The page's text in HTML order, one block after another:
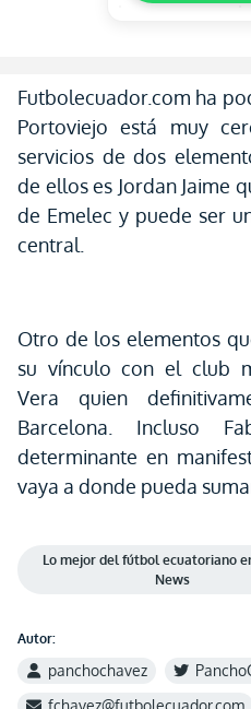
Futbolecuador.com ha
Portoviejo está muy
servicios de dos
de ellos es Jordan Jaime
de Emelec y puede ser
central.
Otro de los elementos
su vínculo con el club
Vera quien
Barcelona. Incluso
determinante en
vaya a donde pueda
Lo mejor del fútbol ecuatoriano
News
Autor:
panchochavez
fchavez@futbolecuador.com